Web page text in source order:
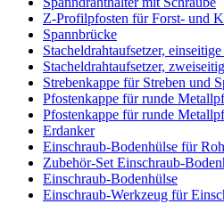
Z-Profilpfosten für Forst- und
Spannbrücke
Stacheldrahtaufsetzer,
Stacheldrahtaufsetzer,
Strebenkappe für Streben und
Pfostenkappe für runde
Pfostenkappe für runde
Erdanker
Einschraub-Bodenhülse für
Zubehör-Set Einschraub-
Einschraub-Bodenhülse
Einschraub-Werkzeug für